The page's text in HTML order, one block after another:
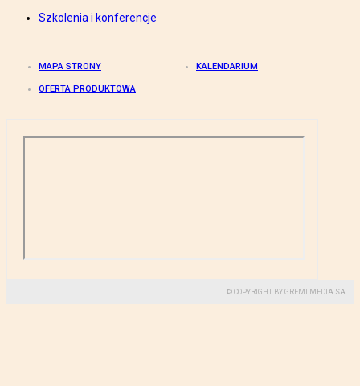
Szkolenia i konferencje
MAPA STRONY KALENDARIUM
OFERTA PRODUKTOWA
© COPYRIGHT BY GREMI MEDIA SA